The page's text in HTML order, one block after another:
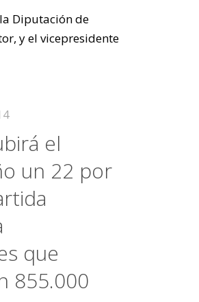
Diputación de
y el vicepresidente
el
un 22 por
que
855.000